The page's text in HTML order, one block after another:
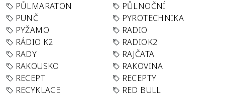
PŮLMARATON
PŮLNOČNÍ
PUNČ
PYROTECHNIKA
PYŽAMO
RADIO
RÁDIO K2
RADIOK2
RADY
RAJČATA
RAKOUSKO
RAKOVINA
RECEPT
RECEPTY
RECYKLACE
RED BULL